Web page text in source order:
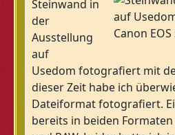
Steinwand in
der
Ausstellung
auf
Usedom fotografiert mit
dieser Zeit habe ich
Dateiformat fotografiert.
bereits in beiden Formaten